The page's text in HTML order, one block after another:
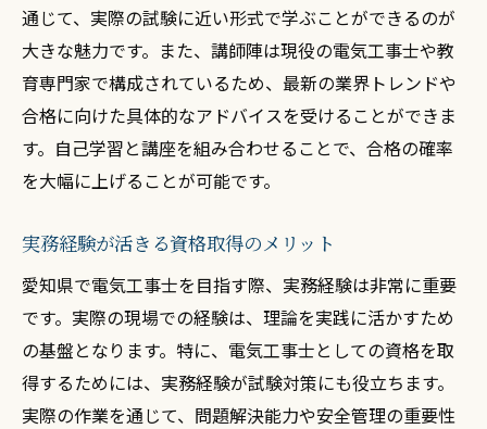
通じて、実際の試験に近い形式で学ぶことができるのが
大きな魅力です。また、講師陣は現役の電気工事士や教
育専門家で構成されているため、最新の業界トレンドや
合格に向けた具体的なアドバイスを受けることができま
す。自己学習と講座を組み合わせることで、合格の確率
を大幅に上げることが可能です。
実務経験が活きる資格取得のメリット
愛知県で電気工事士を目指す際、実務経験は非常に重要
です。実際の現場での経験は、理論を実践に活かすため
の基盤となります。特に、電気工事士としての資格を取
得するためには、実務経験が試験対策にも役立ちます。
実際の作業を通じて、問題解決能力や安全管理の重要性